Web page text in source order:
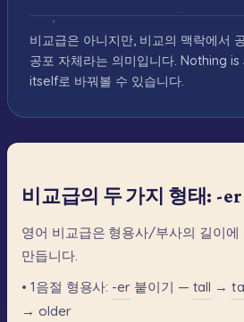
비교급은 아니지만, 비교의 맥락에서
공포 자체라는 의미입니다. Nothing
itself로 바꿔볼 수 있습니다.
비교급의 두 가지 형태: -
영어 비교급은 형용사/부사의 길이에
만듭니다.
• 1음절 형용사: -er 붙이기 — tall →
→ older